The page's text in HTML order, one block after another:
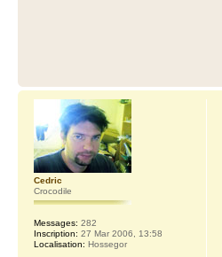
Cedric
Crocodile
Messages: 282
Inscription: 27 Mar 2006, 13:58
Localisation: Hossegor